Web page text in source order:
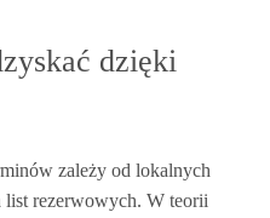
dzięki
zależy od lokalnych
list rezerwowych. W teorii